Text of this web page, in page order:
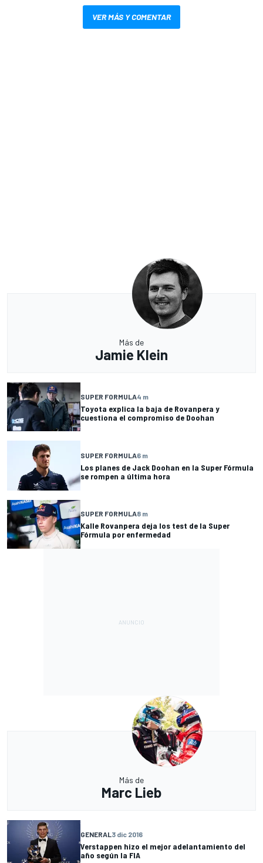
VER MÁS Y COMENTAR
Más de
Jamie Klein
SUPER FORMULA4 m
Toyota explica la baja de Rovanpera y
cuestiona el compromiso de Doohan
SUPER FORMULA6 m
Los planes de Jack Doohan en la Super Fórmula
se rompen a última hora
SUPER FORMULA8 m
Kalle Rovanpera deja los test de la Super
Fórmula por enfermedad
Más de
Marc Lieb
GENERAL 3 dic 2016
Verstappen hizo el mejor adelantamiento del
año según la FIA